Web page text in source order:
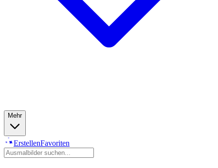
Mehr
ErstellenFavoriten